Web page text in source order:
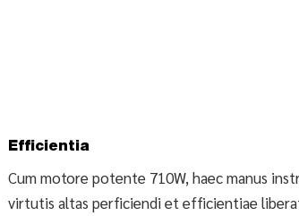
Efficientia
Cum motore potente 710W, haec manus
virtutis altas perficiendi et efficientiae